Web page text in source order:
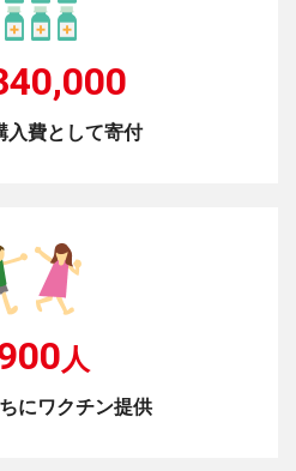
入費として寄付
人
にワクチン提供